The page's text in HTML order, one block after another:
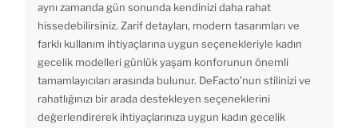
aynı zamanda gün sonunda kendinizi daha rahat
hissedebilirsiniz. Zarif detayları, modern tasarımları ve
farklı kullanım ihtiyaçlarına uygun seçenekleriyle kadın
gecelik modelleri günlük yaşam konforunun önemli
tamamlayıcıları arasında bulunur. DeFacto’nun stilinizi ve
rahatlığınızı bir arada destekleyen seçeneklerini
değerlendirerek ihtiyaçlarınıza uygun kadın gecelik